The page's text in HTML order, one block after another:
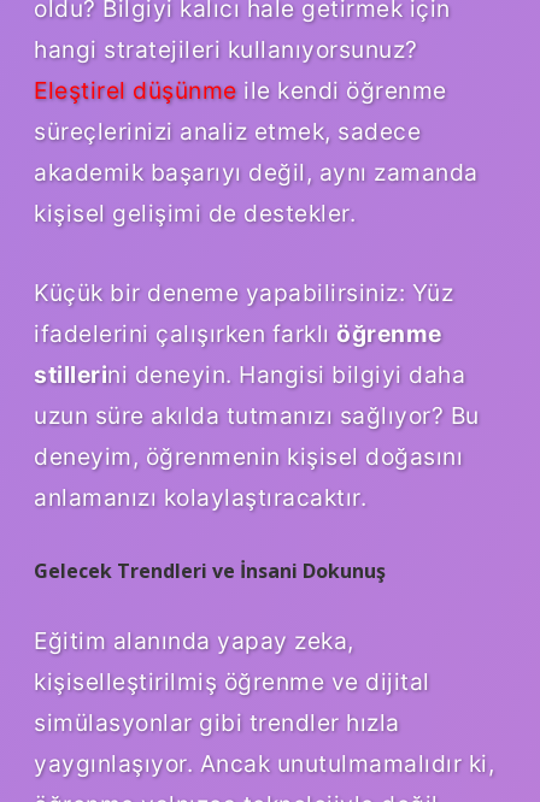
oldu? Bilgiyi kalıcı hale getirmek için
hangi stratejileri kullanıyorsunuz?
Eleştirel düşünmeile kendi öğrenme
süreçlerinizi analiz etmek, sadece
akademik başarıyı değil, aynı zamanda
kişisel gelişimi de destekler.
Küçük bir deneme yapabilirsiniz: Yüz
ifadelerini çalışırken farklı öğrenme
stillerini deneyin. Hangisi bilgiyi daha
uzun süre akılda tutmanızı sağlıyor? Bu
deneyim, öğrenmenin kişisel doğasını
anlamanızı kolaylaştıracaktır.
Gelecek Trendleri ve İnsani Dokunuş
Eğitim alanında yapay zeka,
kişiselleştirilmiş öğrenme ve dijital
simülasyonlar gibi trendler hızla
yaygınlaşıyor. Ancak unutulmamalıdır ki,